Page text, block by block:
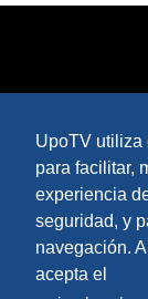
UpoTV utiliza
para facilitar,
experiencia
seguridad, y
navegación.
acepta el